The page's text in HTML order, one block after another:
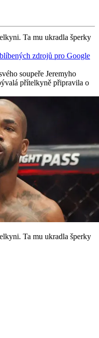
Ta mu ukradla šperky
zdrojů pro Google
soupeře Jeremyho
přítelkyně připravila o
Ta mu ukradla šperky